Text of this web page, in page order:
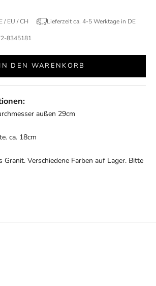
/ EU / CH Lieferzeit ca. 4-5 Werktage in DE
8345181
IN DEN WARENKORB
außen 29cm
ca. 18cm
Granit. Verschiedene Farben auf Lager. Bitte